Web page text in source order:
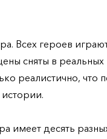
Всех героев
сняты в реальных
реалистично, что
имеет десять